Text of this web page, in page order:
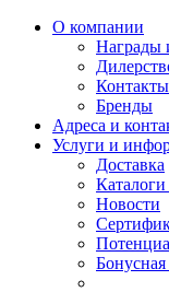
О компании
Награды
Контакты
Бренды
Адреса и
Услуги и
Доставка
Новости